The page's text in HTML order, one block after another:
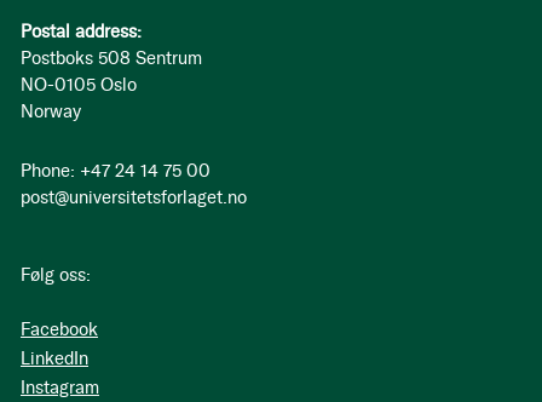
Postal address:
Postboks 508 Sentrum
NO-0105 Oslo
Norway
Phone: +47 24 14 75 00
post@universitetsforlaget.no
Følg oss:
Facebook
LinkedIn
Instagram